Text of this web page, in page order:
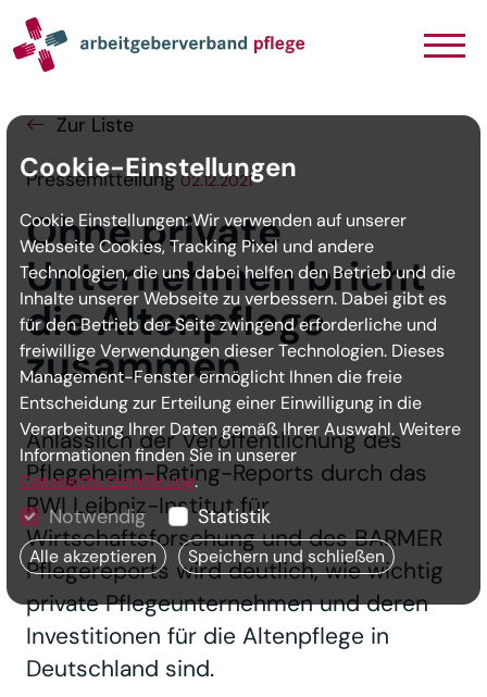
Navigation
Inhalt
Seitenabschluss
Zur Liste
Pressemitteilung 02.12.2021
Ohne private
Unternehmen bricht
die Altenpflege
zusammen
Anlässlich der Veröffentlichung des
Pflegeheim-Rating-Reports durch das
RWI Leibniz-Institut für
Wirtschaftsforschung und des BARMER
Pflegereports wird deutlich, wie wichtig
private Pflegeunternehmen und deren
Investitionen für die Altenpflege in
Deutschland sind.
Cookie-Einstellungen
Cookie Einstellungen: Wir verwenden auf unserer
Webseite Cookies, Tracking Pixel und andere
Technologien, die uns dabei helfen den Betrieb und die
Inhalte unserer Webseite zu verbessern. Dabei gibt es
für den Betrieb der Seite zwingend erforderliche und
freiwillige Verwendungen dieser Technologien. Dieses
Management-Fenster ermöglicht Ihnen die freie
Entscheidung zur Erteilung einer Einwilligung in die
Verarbeitung Ihrer Daten gemäß Ihrer Auswahl. Weitere
Informationen finden Sie in unserer
Datenschutzerklärung.
Notwendig Statistik
Alle akzeptieren Speichern und schließen